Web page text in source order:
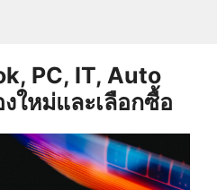
PC, IT, Auto
ใหม่และเลือกซื้อ